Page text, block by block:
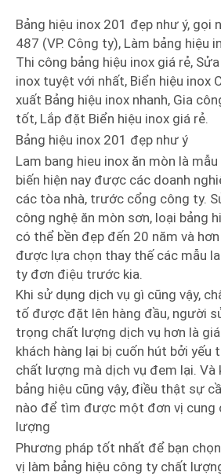
Bảng hiệu inox 201 đẹp như ý, gọi
487 (VP. Công ty), Làm bảng hiệu
Thi công bảng hiệu inox giá rẻ,
inox tuyệt với nhất, Biển hiệu inox
xuất Bảng hiệu inox nhanh, Gia
tốt, Lắp đặt Biển hiệu inox giá rẻ.
Bảng hiệu inox 201 đẹp như ý
Lam bang hieu inox ăn mòn là
biến hiện nay được các doanh
các tòa nhà, trước cổng công ty.
công nghệ ăn mòn sơn, loại bảng
có thể bền đẹp đến 20 năm và
được lựa chọn thay thế các mẫu
ty đơn điệu trước kia.
Khi sử dụng dịch vụ gì cũng vậy,
tố được đặt lên hàng đầu, người
trọng chất lượng dịch vụ hơn là
khách hàng lại bị cuốn hút bởi yếu
chất lượng mà dịch vụ đem lại. Và
bảng hiệu cũng vậy, điều thật sự
nào để tìm được một đơn vị cung
lượng
Phương pháp tốt nhất để bạn
vị làm bảng hiệu công ty chất